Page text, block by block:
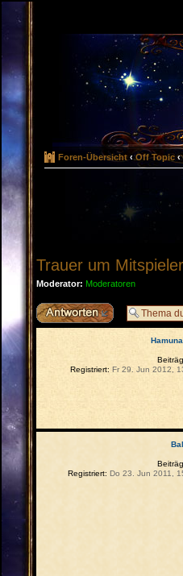
Foren-Übersicht ‹ Off Topic ‹
Trauer um
Moderator: Moderatoren
Antwort erstellen
Registriert: Fr 29. Jun 2012,
Registriert: Do 23. Jun 2011,